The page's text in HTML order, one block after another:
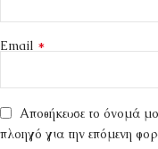
Email *
Αποθήκευσε το όνομά
πλοηγό για την επόμενη